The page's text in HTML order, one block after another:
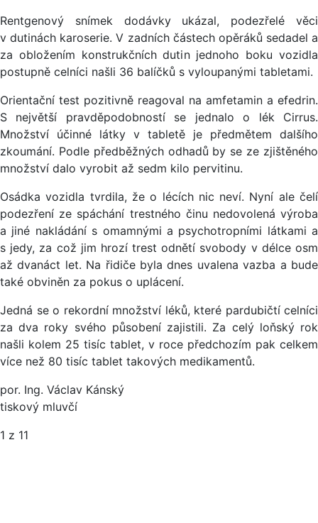
Rentgenový snímek dodávky ukázal, podezřelé věci
v dutinách karoserie. V zadních částech opěráků sedadel a
za obložením konstrukčních dutin jednoho boku vozidla
postupně celníci našli 36 balíčků s vyloupanými tabletami.
Orientační test pozitivně reagoval na amfetamin a efedrin.
S největší pravděpodobností se jednalo o lék Cirrus.
Množství účinné látky v tabletě je předmětem dalšího
zkoumání. Podle předběžných odhadů by se ze zjištěného
množství dalo vyrobit až sedm kilo pervitinu.
Osádka vozidla tvrdila, že o lécích nic neví. Nyní ale čelí
podezření ze spáchání trestného činu nedovolená výroba
a jiné nakládání s omamnými a psychotropními látkami a
s jedy, za což jim hrozí trest odnětí svobody v délce osm
až dvanáct let. Na řidiče byla dnes uvalena vazba a bude
také obviněn za pokus o uplácení.
Jedná se o rekordní množství léků, které pardubičtí celníci
za dva roky svého působení zajistili. Za celý loňský rok
našli kolem 25 tisíc tablet, v roce předchozím pak celkem
více než 80 tisíc tablet takových medikamentů.
por. Ing. Václav Kánský
tiskový mluvčí
1 z 11